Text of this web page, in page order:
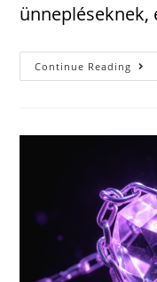
ünnepléseknek,
Continue Reading